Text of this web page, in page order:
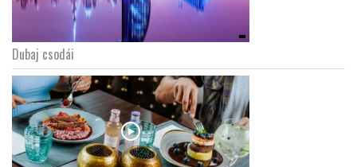
Dubaj csodái